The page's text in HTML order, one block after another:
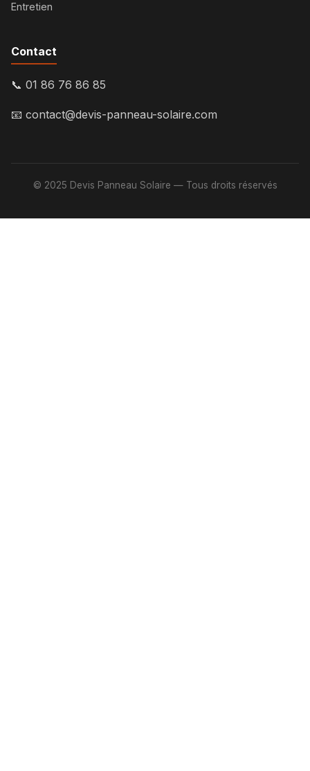
Entretien
Contact
📞 01 86 76 86 85
📧 contact@devis-panneau-solaire.com
© 2025 Devis Panneau Solaire — Tous droits réservés